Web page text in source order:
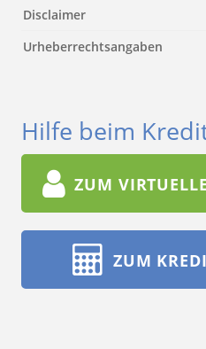
Disclaimer
Urheberrechtsangaben
Hilfe beim
ZUM
ZUM